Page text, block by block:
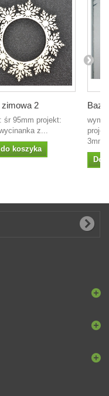
2
śr 95mm projekt:
z...
koszyka
3mm